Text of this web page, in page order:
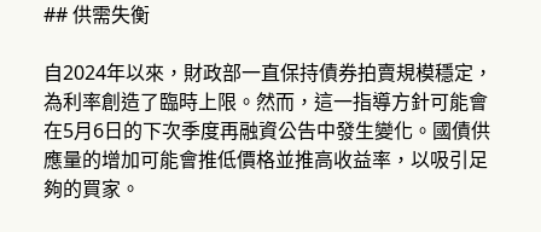
## 供需失衡
自2024年以來，財政部一直保持債券拍賣規模穩定，
為利率創造了臨時上限。然而，這一指導方針可能會
在5月6日的下次季度再融資公告中發生變化。國債供
應量的增加可能會推低價格並推高收益率，以吸引足
夠的買家。